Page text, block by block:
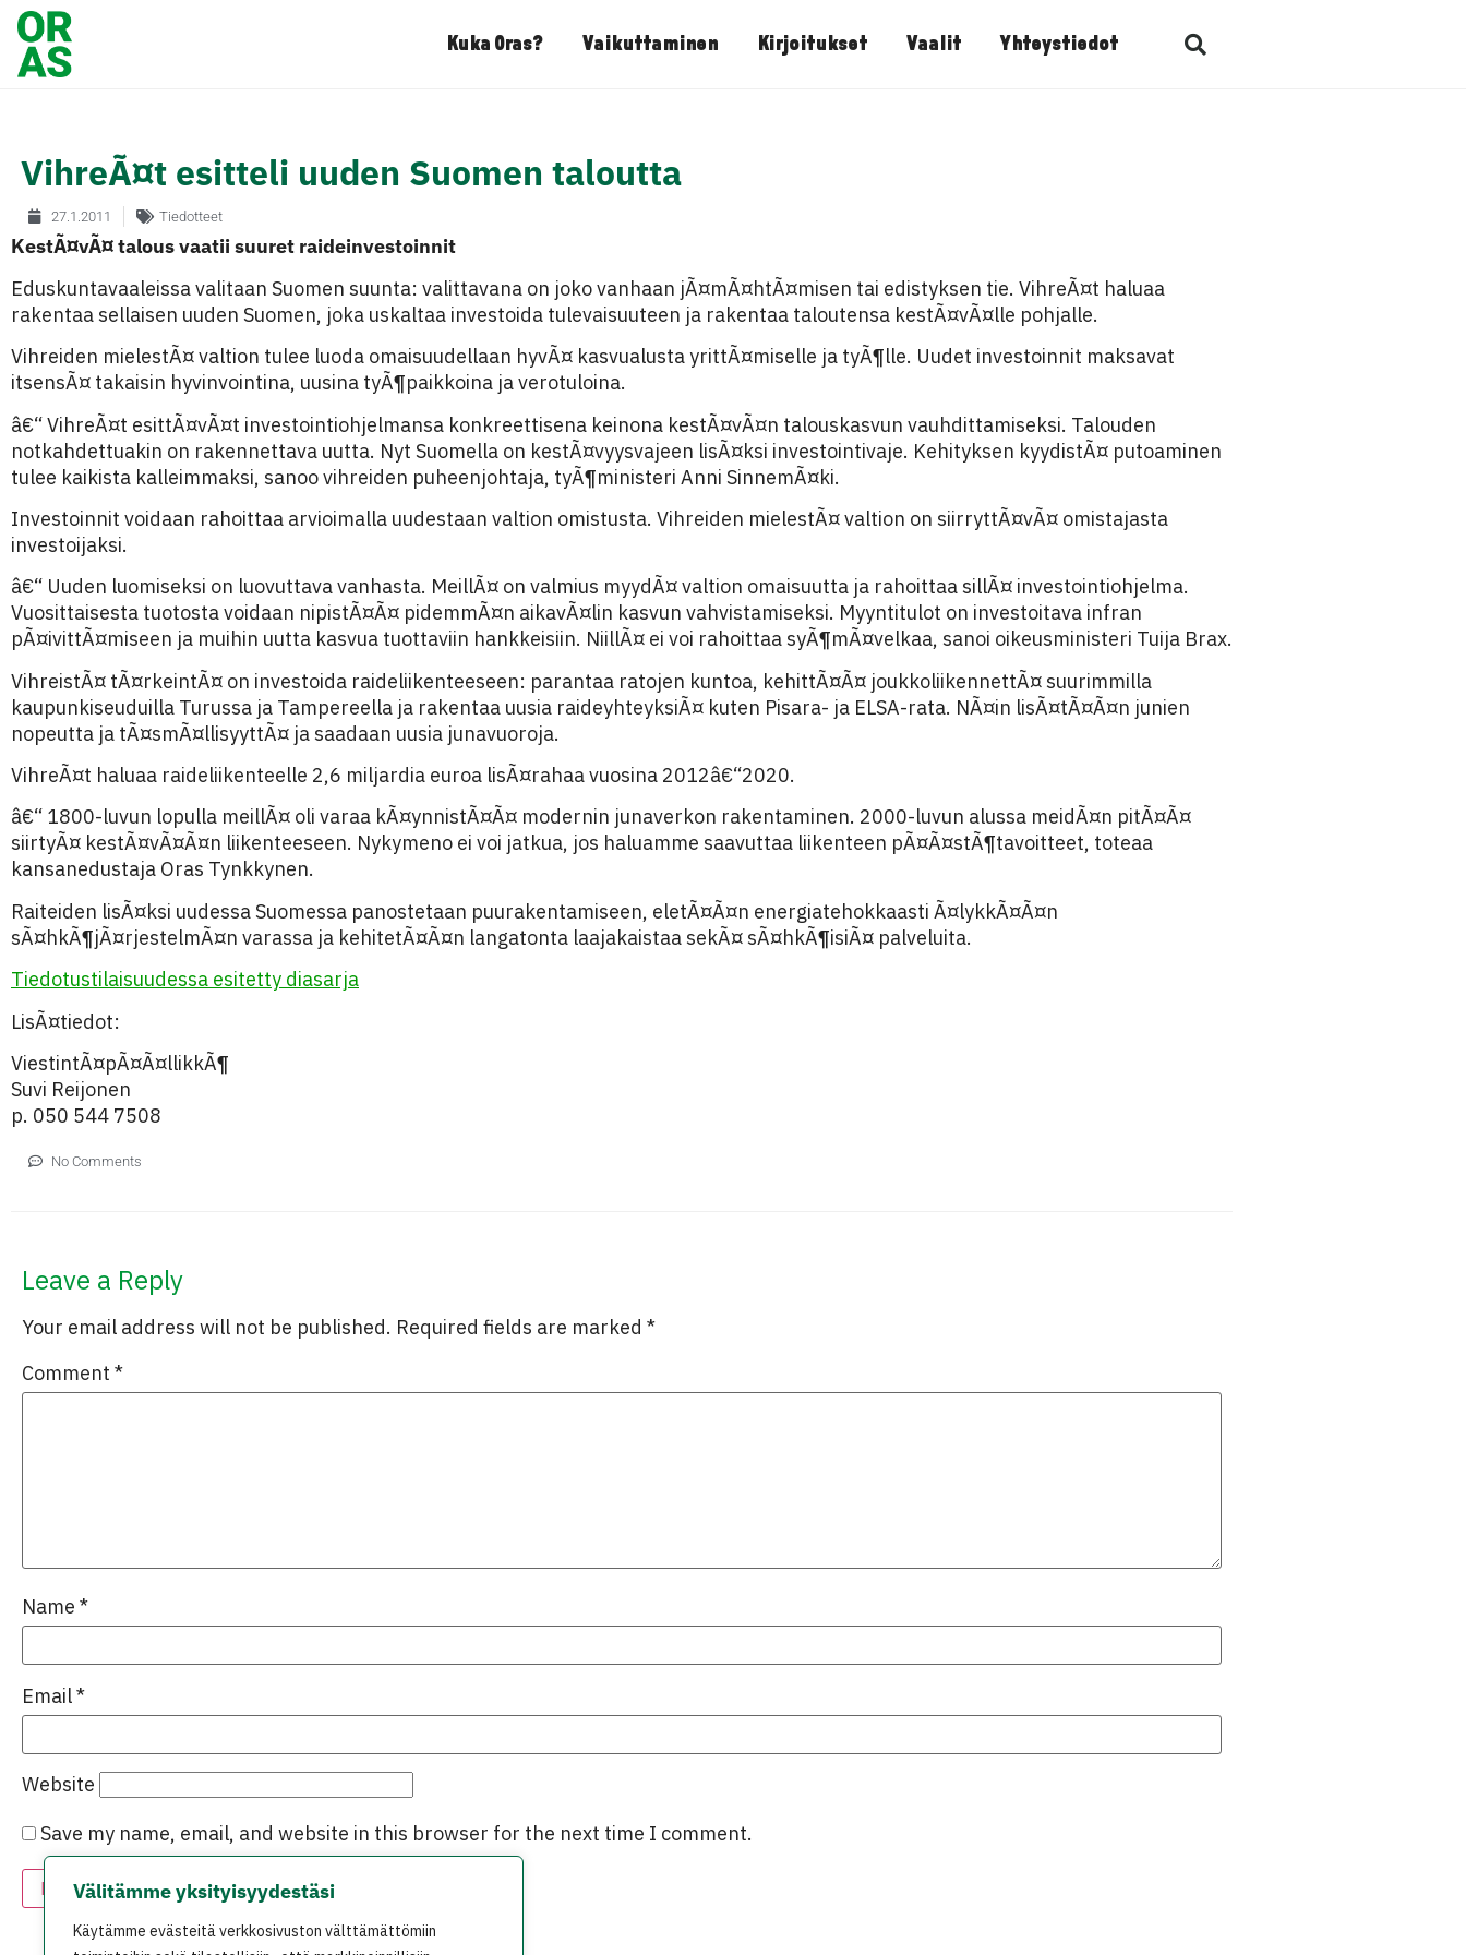
Välitämme yksityisyydestäsi
Käytämme evästeitä verkkosivuston välttämättömiin
Kuka Oras? Vaikuttaminen Kirjoitukset Vaalit Yhteystiedot
VihreÃ¤t esitteli uuden Suomen taloutta
27.1.2011 Tiedotteet
KestÃ¤vÃ¤ talous vaatii suuret raideinvestoinnit
Eduskuntavaaleissa valitaan Suomen suunta: valittavana on joko vanhaan jÃ¤mÃ¤htÃ¤misen tai edistyksen tie. VihreÃ¤t haluaa
rakentaa sellaisen uuden Suomen, joka uskaltaa investoida tulevaisuuteen ja rakentaa taloutensa kestÃ¤vÃ¤lle pohjalle.
Vihreiden mielestÃ¤ valtion tulee luoda omaisuudellaan hyvÃ¤ kasvualusta yrittÃ¤miselle ja tyÃ¶lle. Uudet investoinnit maksavat
itsensÃ¤ takaisin hyvinvointina, uusina tyÃ¶paikkoina ja verotuloina.
â€“ VihreÃ¤t esittÃ¤vÃ¤t investointiohjelmansa konkreettisena keinona kestÃ¤vÃ¤n talouskasvun vauhdittamiseksi. Talouden
notkahdettuakin on rakennettava uutta. Nyt Suomella on kestÃ¤vyysvajeen lisÃ¤ksi investointivaje. Kehityksen kyydistÃ¤ putoaminen
tulee kaikista kalleimmaksi, sanoo vihreiden puheenjohtaja, tyÃ¶ministeri Anni SinnemÃ¤ki.
Investoinnit voidaan rahoittaa arvioimalla uudestaan valtion omistusta. Vihreiden mielestÃ¤ valtion on siirryttÃ¤vÃ¤ omistajasta
investoijaksi.
â€“ Uuden luomiseksi on luovuttava vanhasta. MeillÃ¤ on valmius myydÃ¤ valtion omaisuutta ja rahoittaa sillÃ¤ investointiohjelma.
Vuosittaisesta tuotosta voidaan nipistÃ¤Ã¤ pidemmÃ¤n aikavÃ¤lin kasvun vahvistamiseksi. Myyntitulot on investoitava infran
pÃ¤ivittÃ¤miseen ja muihin uutta kasvua tuottaviin hankkeisiin. NiillÃ¤ ei voi rahoittaa syÃ¶mÃ¤velkaa, sanoi oikeusministeri Tuija Brax.
VihreistÃ¤ tÃ¤rkeintÃ¤ on investoida raideliikenteeseen: parantaa ratojen kuntoa, kehittÃ¤Ã¤ joukkoliikennettÃ¤ suurimmilla
kaupunkiseuduilla Turussa ja Tampereella ja rakentaa uusia raideyhteyksiÃ¤ kuten Pisara- ja ELSA-rata. NÃ¤in lisÃ¤tÃ¤Ã¤n junien
nopeutta ja tÃ¤smÃ¤llisyyttÃ¤ ja saadaan uusia junavuoroja.
VihreÃ¤t haluaa raideliikenteelle 2,6 miljardia euroa lisÃ¤rahaa vuosina 2012â€“2020.
â€“ 1800-luvun lopulla meillÃ¤ oli varaa kÃ¤ynnistÃ¤Ã¤ modernin junaverkon rakentaminen. 2000-luvun alussa meidÃ¤n pitÃ¤Ã¤
siirtyÃ¤ kestÃ¤vÃ¤Ã¤n liikenteeseen. Nykymeno ei voi jatkua, jos haluamme saavuttaa liikenteen pÃ¤Ã¤stÃ¶tavoitteet, toteaa
kansanedustaja Oras Tynkkynen.
Raiteiden lisÃ¤ksi uudessa Suomessa panostetaan puurakentamiseen, eletÃ¤Ã¤n energiatehokkaasti Ã¤lykkÃ¤Ã¤n
sÃ¤hkÃ¶jÃ¤rjestelmÃ¤n varassa ja kehitetÃ¤Ã¤n langatonta laajakaistaa sekÃ¤ sÃ¤hkÃ¶isiÃ¤ palveluita.
Tiedotustilaisuudessa esitetty diasarja
LisÃ¤tiedot:
ViestintÃ¤pÃ¤Ã¤llikkÃ¶
Suvi Reijonen
p. 050 544 7508
No Comments
Leave a Reply
Your email address will not be published. Required fields are marked *
Comment *
Name *
Email*
Website
Save my name, email, and website in this browser for the next time I comment.